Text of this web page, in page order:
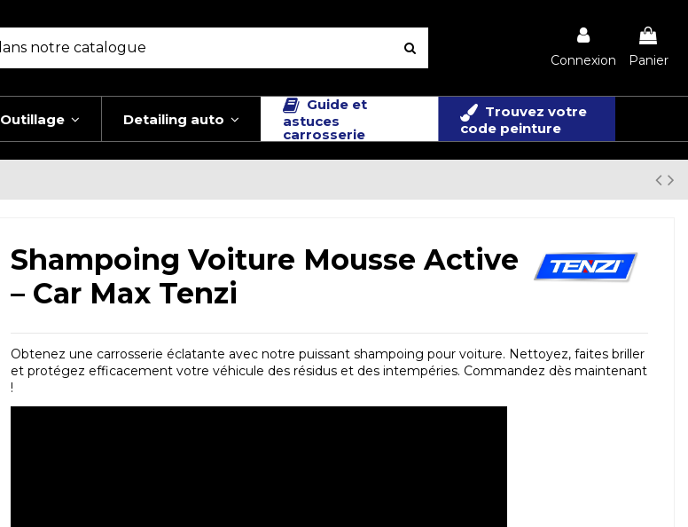
Connexion Panier
Outillage Detailing auto
Guide et
astuces
carrosserie
Trouvez votre
code peinture
Shampoing Voiture Mousse Active
– Car Max Tenzi
Obtenez une carrosserie éclatante avec notre puissant shampoing pour voiture. Nettoyez, faites briller
et protégez efficacement votre véhicule des résidus et des intempéries. Commandez dès maintenant
!